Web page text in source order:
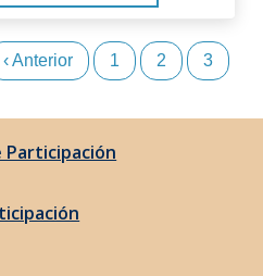
Página
anterior
‹ Anterior Page
1 Page
2
Página
actual
3
Participación